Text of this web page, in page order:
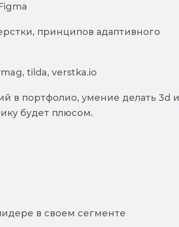
принципов адаптивного
tilda, verstka.io
в портфолио, умение делать 3d и
будет плюсом.
в своем сегменте